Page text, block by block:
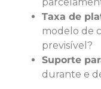
Taxa de
modelo de
previsível?
Suporte
durante e